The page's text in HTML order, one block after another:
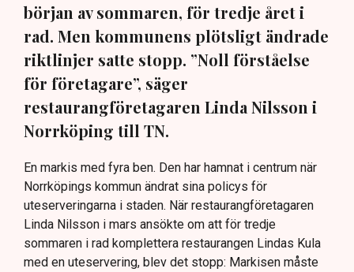
början av sommaren, för tredje året i
rad. Men kommunens plötsligt ändrade
riktlinjer satte stopp. ”Noll förståelse
för företagare”, säger
restaurangföretagaren Linda Nilsson i
Norrköping till TN.
En markis med fyra ben. Den har hamnat i centrum när
Norrköpings kommun ändrat sina policys för
uteserveringarna i staden. När restaurangföretagaren
Linda Nilsson i mars ansökte om att för tredje
sommaren i rad komplettera restaurangen Lindas Kula
med en uteservering, blev det stopp: Markisen måste